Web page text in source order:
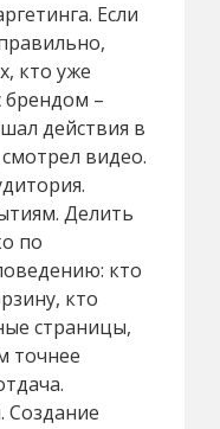
Если
кто уже
брендом –
действия в
видео.
Делить
по
кто
кто
страницы,
точнее
Создание